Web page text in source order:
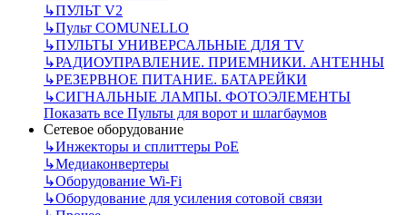
↳ПУЛЬТ V2
↳Пульт СOMUNELLO
↳ПУЛЬТЫ УНИВЕРСАЛЬНЫЕ ДЛЯ TV
↳РАДИОУПРАВЛЕНИЕ. ПРИЕМНИКИ. АНТЕННЫ
↳РЕЗЕРВНОЕ ПИТАНИЕ. БАТАРЕЙКИ
↳СИГНАЛЬНЫЕ ЛАМПЫ. ФОТОЭЛЕМЕНТЫ
Показать все Пульты для ворот и шлагбаумов
Сетевое оборудование
↳Инжекторы и сплиттеры РоЕ
↳Медиаконвертеры
↳Оборудование Wi-Fi
↳Оборудование для усиления сотовой связи